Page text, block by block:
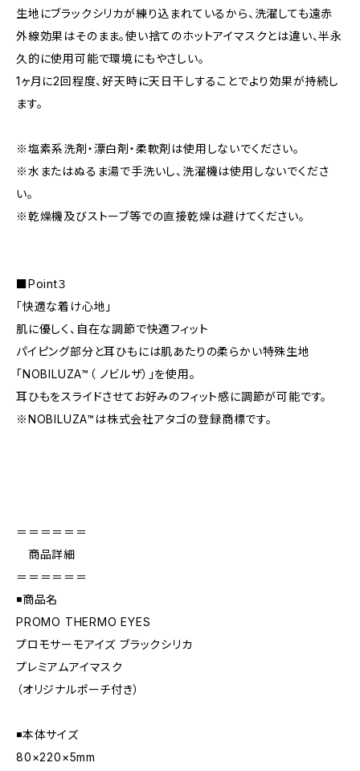
生地にブラックシリカが練り込まれているから、洗濯しても遠赤
外線効果はそのまま。使い捨てのホットアイマスクとは違い、半永
久的に使用可能で環境にもやさしい。
1ヶ月に2回程度、好天時に天日干しすることでより効果が持続し
ます。
※塩素系洗剤・漂白剤・柔軟剤は使用しないでください。
※水またはぬるま湯で手洗いし、洗濯機は使用しないでくださ
い。
※乾燥機及びストーブ等での直接乾燥は避けてください。
■Point３
「快適な着け心地」
肌に優しく、自在な調節で快適フィット
パイピング部分と耳ひもには肌あたりの柔らかい特殊生地
「NOBILUZA™（ ノビルザ）」を使用。
耳ひもをスライドさせてお好みのフィット感に調節が可能です。
※NOBILUZA™は株式会社アタゴの登録商標です。
＝＝＝＝＝＝
商品詳細
＝＝＝＝＝＝
◾️商品名
PROMO THERMO EYES
プロモサーモアイズ ブラックシリカ
プレミアムアイマスク
（オリジナルポーチ付き）
◾️本体サイズ
80×220×5mm